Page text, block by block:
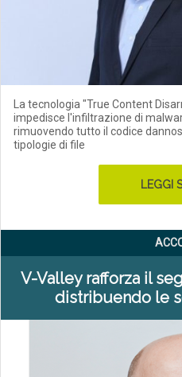
La tecnologia "True Content
impedisce l'infiltrazione di
rimuovendo tutto il codice
tipologie di file
LEGGI
V-Valley rafforza il
distribuendo le